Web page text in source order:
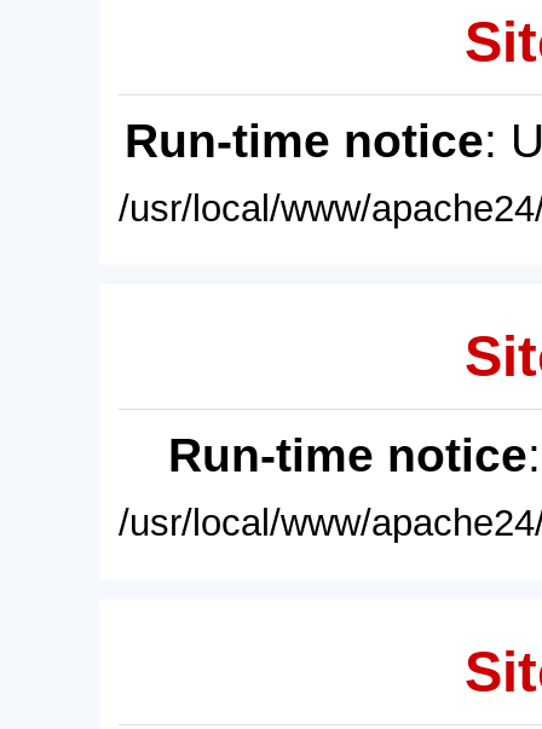
Run-time notice:
/usr/local/www/
Run-time notice
/usr/local/www/